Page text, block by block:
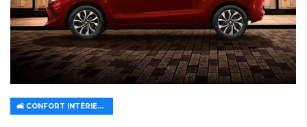
🛋️ CONFORT INTÉRIEUR ET CLIMATISATION